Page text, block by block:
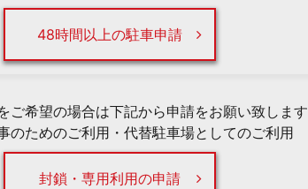
48時間以上の駐車申請
ご希望の場合は下記から申請をお願い致しま
のためのご利用・代替駐車場としてのご利用
封鎖・専用利用の申請